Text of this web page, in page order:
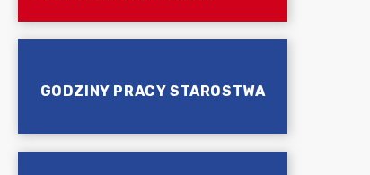
GODZINY PRACY STAROSTWA